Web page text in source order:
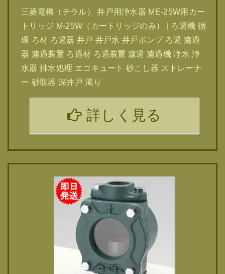
三菱電機（テラル） 井戸用浄水器 ME-25W用カー
トリッジ M-25W（カートリッジのみ） | ろ過機 循
環 ろ材 ろ過器 井戸 井戸水 井戸ポンプ ろ過 濾過
器 濾過装置 ろ過材 ろ過装置 濾過 濾過機 浄水 浄
水器 排水処理 エコキュート 砂こし器 ストレーナ
ー 砂取器 深井戸 濁り
詳しく見る